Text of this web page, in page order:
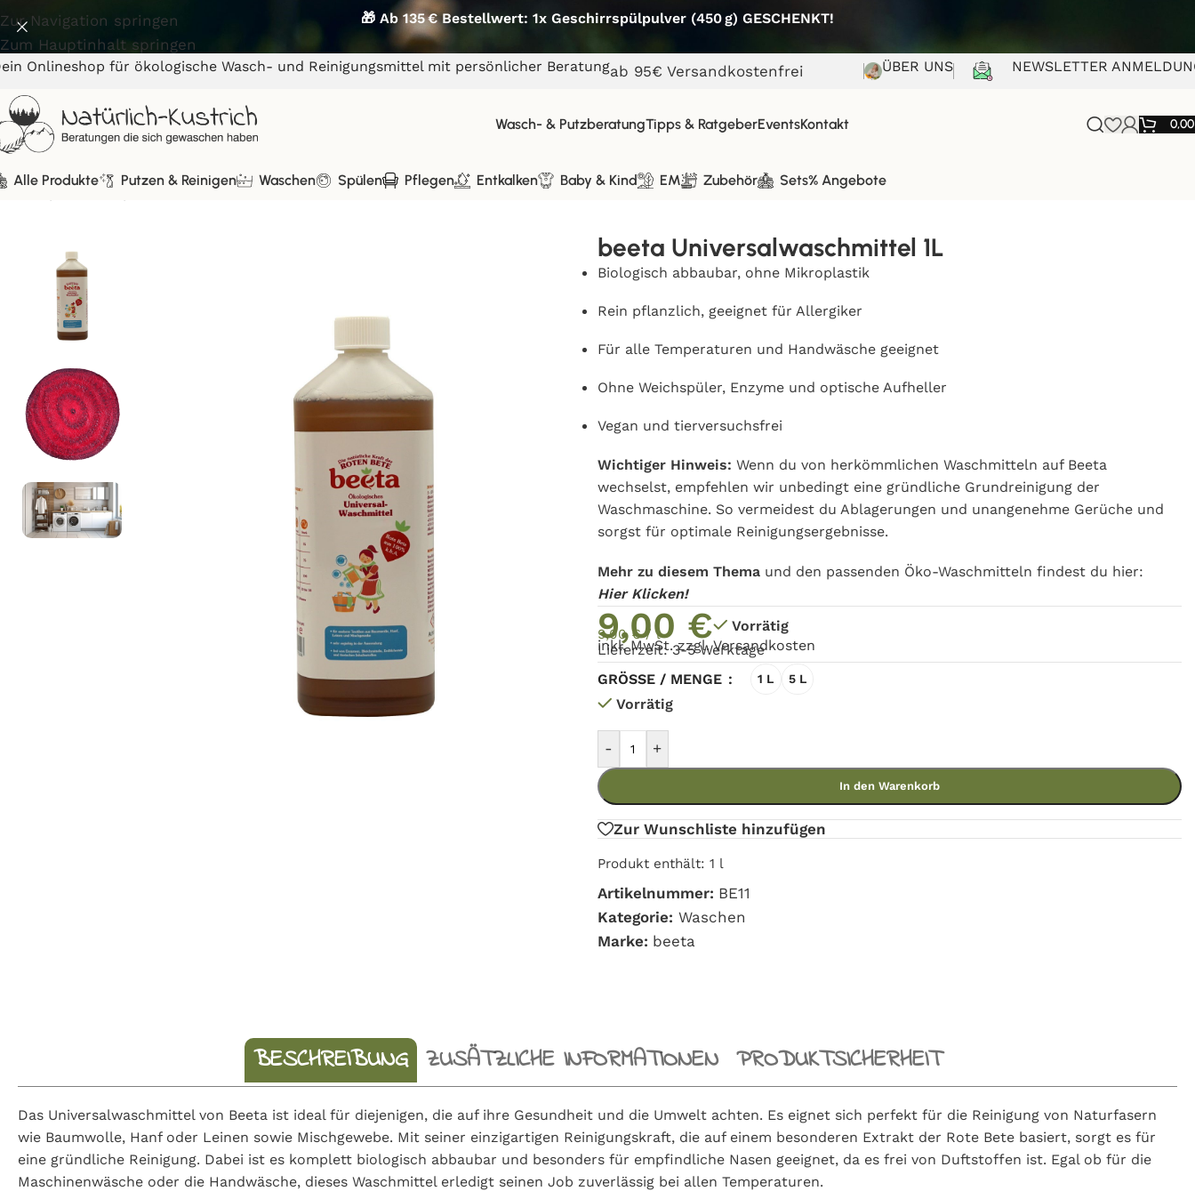
Zur Navigation springen
Zum Hauptinhalt springen
🎁 Ab 135 € Bestellwert: 1x Geschirrspülpulver (450 g) GESCHENKT!
Onlineshop für ökologische Wasch- und Reinigungsmittel mit persönlicher Beratungab 95€ Versandkostenfrei ÜBER UNS NEWSLETTER
Wasch- & PutzberatungTipps & RatgeberEventsKontakt
Alle Produkte Putzen & Reinigen Waschen Spülen Pflegen Entkalken Baby & Kind EM Zubehör Sets% Angebote
beeta Universalwaschmittel 1L
beeta Universalwaschmittel 1L
Biologisch abbaubar, ohne Mikroplastik
Rein pflanzlich, geeignet für Allergiker
Für alle Temperaturen und Handwäsche geeignet
Ohne Weichspüler, Enzyme und optische Aufheller
Vegan und tierversuchsfrei
Wichtiger Hinweis: Wenn du von herkömmlichen Waschmitteln auf Beeta
wechselst, empfehlen wir unbedingt eine gründliche Grundreinigung der
Waschmaschine. So vermeidest du Ablagerungen und unangenehme Gerüche und
sorgst für optimale Reinigungsergebnisse.
Mehr zu diesem Thema und den passenden Öko-Waschmitteln findest du hier:
Hier Klicken!
9,00 € Vorrätig
9,00€/l
inkl. MwSt. zzgl.Versandkosten
Lieferzeit: 3-5 Werktage
GRÖSSE / MENGE
1 L 5 L
Vorrätig
- +
In den Warenkorb
Zur Wunschliste hinzufügen
Produkt enthält: 1 l
Artikelnummer: BE11
Kategorie: Waschen
Marke: beeta
BESCHREIBUNG ZUSÄTZLICHE INFORMATIONEN PRODUKTSICHERHEIT
Das Universalwaschmittel von Beeta ist ideal für diejenigen, die auf ihre Gesundheit und die Umwelt achten. Es eignet sich perfekt für die Reinigung von Naturfasern
wie Baumwolle, Hanf oder Leinen sowie Mischgewebe. Mit seiner einzigartigen Reinigungskraft, die auf einem besonderen Extrakt der Rote Bete basiert, sorgt es für
eine gründliche Reinigung. Dabei ist es komplett biologisch abbaubar und besonders für empfindliche Nasen geeignet, da es frei von Duftstoffen ist. Egal ob für die
Maschinenwäsche oder die Handwäsche, dieses Waschmittel erledigt seinen Job zuverlässig bei allen Temperaturen.